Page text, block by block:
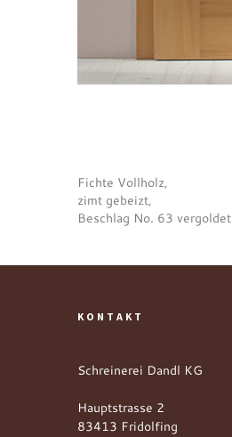
Fichte Vollholz,
zimt gebeizt,
Beschlag No. 63 vergoldet
KONTAKT
Schreinerei Dandl KG
Hauptstrasse 2
83413 Fridolfing